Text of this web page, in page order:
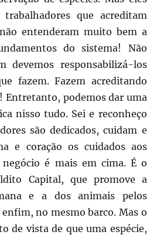
que acreditam
entenderam muito bem a
do sistema! Não
devemos responsabilizá-los
fazem. Fazem acreditando
Entretanto, podemos dar uma
nisso tudo. Sei e reconheço
são dedicados, cuidam e
e coração os cuidados aos
é mais em cima. É o
Capital, que promove a
e a dos animais pelos
no mesmo barco. Mas o
de vista de que uma espécie,